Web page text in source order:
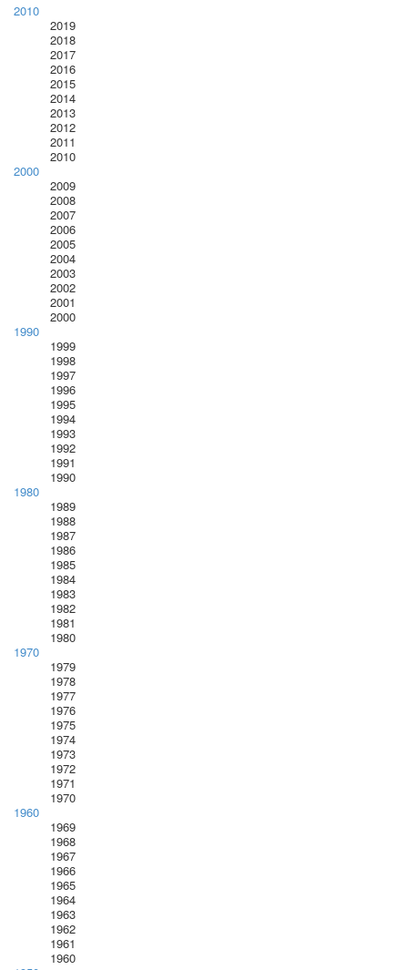
2010
2019
2018
2017
2016
2015
2014
2013
2012
2011
2010
2000
2009
2008
2007
2006
2005
2004
2003
2002
2001
2000
1990
1999
1998
1997
1996
1995
1994
1993
1992
1991
1990
1980
1989
1988
1987
1986
1985
1984
1983
1982
1981
1980
1970
1979
1978
1977
1976
1975
1974
1973
1972
1971
1970
1960
1969
1968
1967
1966
1965
1964
1963
1962
1961
1960